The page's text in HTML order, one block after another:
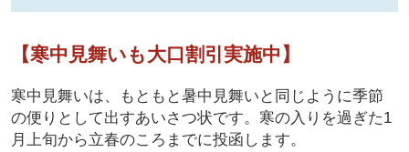
【寒中見舞いも大口割引実施中】
寒中見舞いは、もともと暑中見舞いと同じように季節
の便りとして出すあいさつ状です。寒の入りを過ぎた1
月上旬から立春のころまでに投函します。